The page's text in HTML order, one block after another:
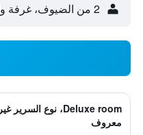
2 من الضيوف، غرفة واحدة
Deluxe room، نوع السرير غير
معروف